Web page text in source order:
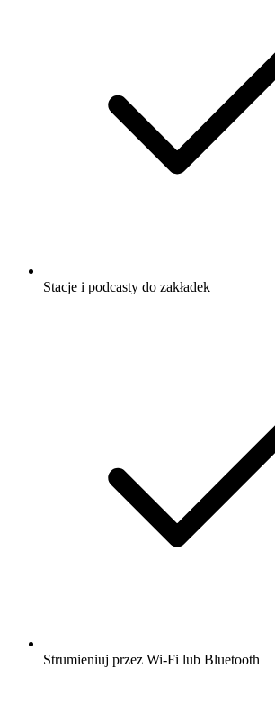
Stacje i podcasty do zakładek
Strumieniuj przez Wi-Fi lub Bluetooth